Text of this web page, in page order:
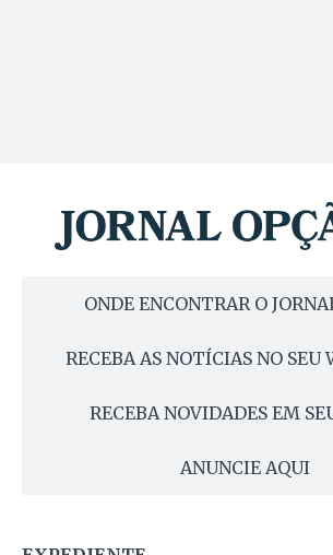
ONDE ENCONTRAR O
RECEBA AS NOTÍCIAS NO SEU
RECEBA NOVIDADES EM
ANUNCIE AQUI